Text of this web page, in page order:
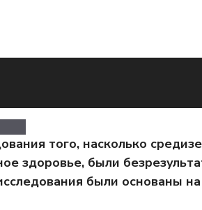
того, насколько
здоровье, были
были основаны